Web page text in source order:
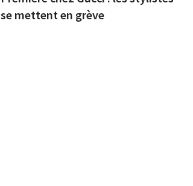
se mettent en grève